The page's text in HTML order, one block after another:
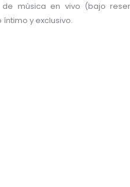
de música en vivo (bajo
íntimo y exclusivo.